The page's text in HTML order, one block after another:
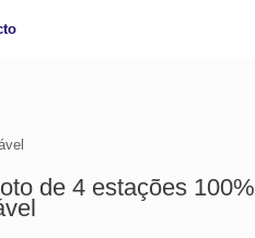
de 4 estações 100%